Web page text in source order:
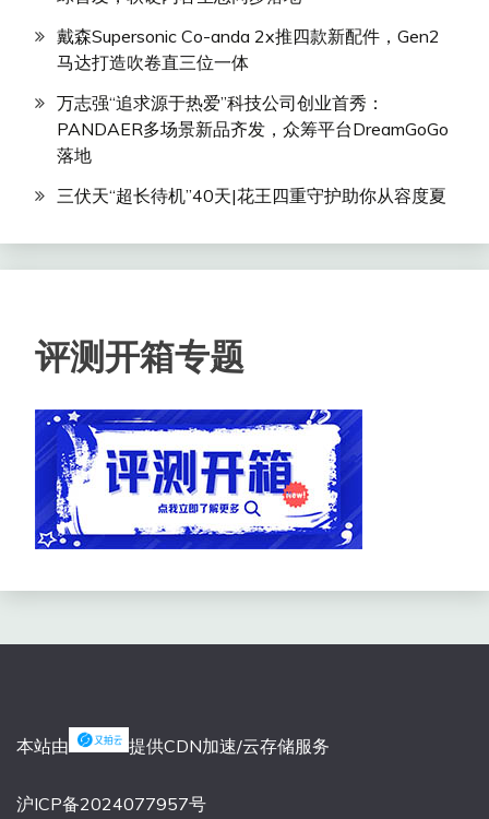
戴森Supersonic Co-anda 2x推四款新配件，Gen2
马达打造吹卷直三位一体
万志强“追求源于热爱”科技公司创业首秀：
PANDAER多场景新品齐发，众筹平台DreamGoGo
落地
三伏天“超长待机”40天|花王四重守护助你从容度夏
评测开箱专题
本站由 提供CDN加速/云存储服务
沪ICP备2024077957号